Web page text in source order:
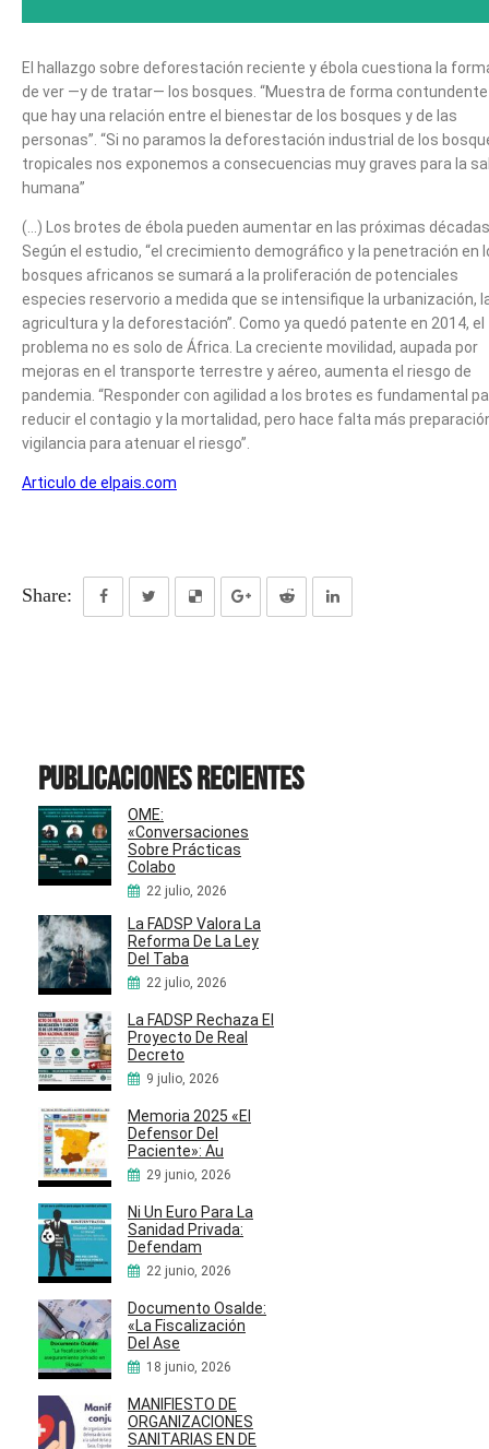
El hallazgo sobre deforestación reciente y ébola cuestiona la
de ver —y de tratar— los bosques. “Muestra de forma contundente
que hay una relación entre el bienestar de los bosques y de las
personas”. “Si no paramos la deforestación industrial de los
tropicales nos exponemos a consecuencias muy graves para la
humana”
(…) Los brotes de ébola pueden aumentar en las próximas
Según el estudio, “el crecimiento demográfico y la penetración en
bosques africanos se sumará a la proliferación de potenciales
especies reservorio a medida que se intensifique la urbanización,
agricultura y la deforestación”. Como ya quedó patente en 2014, el
problema no es solo de África. La creciente movilidad, aupada por
mejoras en el transporte terrestre y aéreo, aumenta el riesgo de
pandemia. “Responder con agilidad a los brotes es fundamental
reducir el contagio y la mortalidad, pero hace falta más
vigilancia para atenuar el riesgo”.
Articulo de elpais.com
Share:
Publicaciones recientes
OME:
«Conversaciones
Sobre Prácticas
Colabo
22 julio, 2026
La FADSP Valora La
Reforma De La Ley
Del Taba
22 julio, 2026
La FADSP Rechaza El
Proyecto De Real
Decreto
9 julio, 2026
Memoria 2025 «El
Defensor Del
Paciente»: Au
29 junio, 2026
Ni Un Euro Para La
Sanidad Privada:
Defendam
22 junio, 2026
Documento Osalde:
«La Fiscalización
Del Ase
18 junio, 2026
MANIFIESTO DE
ORGANIZACIONES
SANITARIAS EN DE